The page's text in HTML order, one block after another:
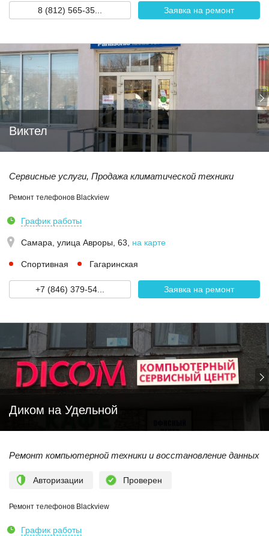
8 (812) 565-35... Заявка на ремонт
Виктел
Сервисные услуги, Продажа климатической техники
Ремонт телефонов Blackview
График работы
Самара, улица Авроры, 63 на карте
Спортивная Гагаринская
+7 (846) 379-54... Заявка на ремонт
Диком на Удельной
Ремонт компьютерной техники и восстановление данных
Авторизации Проверен
Ремонт телефонов Blackview
График работы